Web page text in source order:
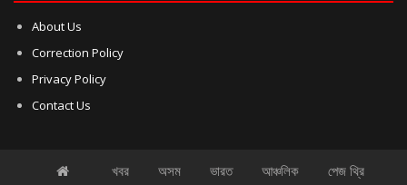
About Us
Correction Policy
Privacy Policy
Contact Us
খবর অসম ভারত আঞ্চলিক পেজ থ্রি